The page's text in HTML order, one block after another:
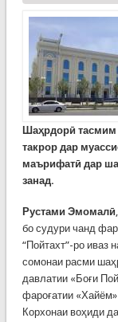
Шаҳрдорӣ тасмим
такрор дар
маърифатӣ дар
занад.
Рустами Эмомалӣ
бо судури чанд
“Пойтахт”-ро иваз
сомонаи расми
давлатии «Боғи
фароғатии
Корхонаи воҳиди